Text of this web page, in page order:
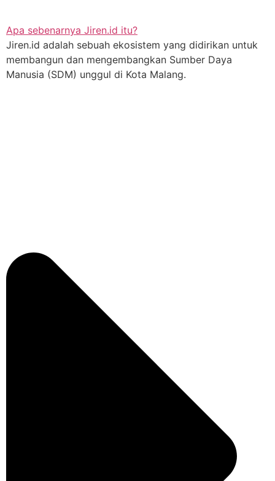
Apa sebenarnya Jiren.id itu?
Jiren.id adalah sebuah ekosistem yang didirikan untuk
membangun dan mengembangkan Sumber Daya
Manusia (SDM) unggul di Kota Malang.